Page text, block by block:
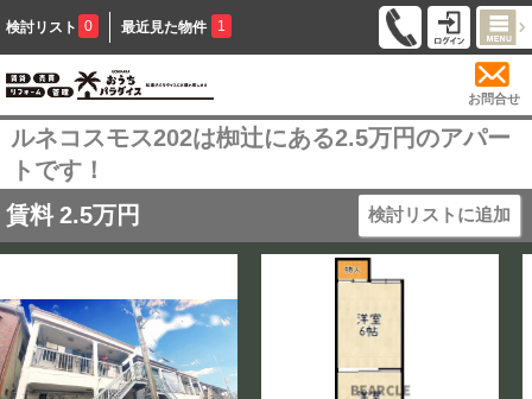
検討リスト 0 最近見た物件 1
お問合せ
ルネコスモス202は椥辻にある2.5万円のアパー
トです！
賃料 2.5万円 検討リストに追加